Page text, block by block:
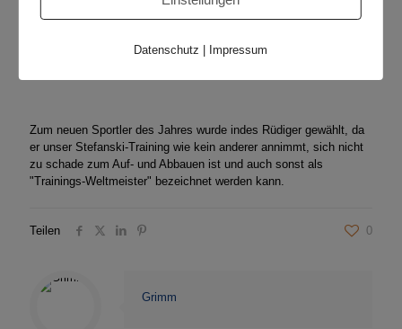
Zum neuen Sportler des Jahres wurde indes Rüdiger gewählt, da
er unser Stefanski-Training wie kein anderer annimmt, sich nicht
zu schade zum Auf- und Abbauen ist und auch sonst als
"Trainings-Weltmeister" bezeichnet werden kann.
Teilen 0
Grimm
Datenschutz Impressum